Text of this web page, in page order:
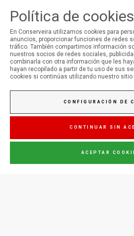
MI CUENTA
Iniciar Sesión
Registro
Política de cookies
En Conserveira utilizamos cookies para
anuncios, proporcionar funciones de redes
tráfico. También compartimos información
nuestros socios de redes sociales,
combinarla con otra información que les
hayan recopilado a partir de tu uso de sus
cookies si continúas utilizando nuestro sitio
CONFIGURACIÓN DE
CONTINUAR SIN
ACEPTAR